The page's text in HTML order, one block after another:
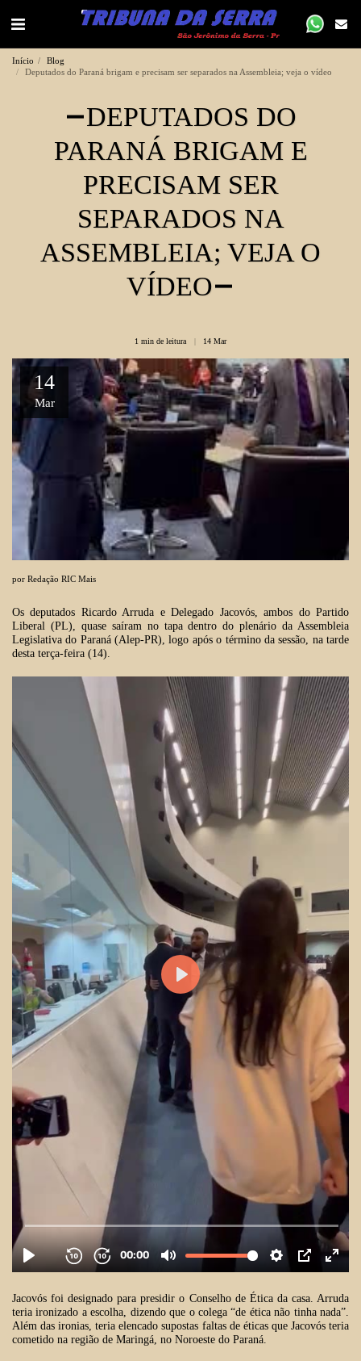
Início
Blog
Deputados do Paraná brigam e precisam ser separados na Assembleia; veja o vídeo
DEPUTADOS DO
PARANÁ BRIGAM E
PRECISAM SER
SEPARADOS NA
ASSEMBLEIA; VEJA O
VÍDEO
1 min de leitura 14Mar
14
Mar
por Redação RIC Mais
Os deputados Ricardo Arruda e Delegado Jacovós, ambos do Partido
Liberal (PL), quase saíram no tapa dentro do plenário da Assembleia
Legislativa do Paraná (Alep-PR), logo após o término da sessão, na tarde
desta terça-feira (14).
Jacovós foi designado para presidir o Conselho de Ética da casa. Arruda
teria ironizado a escolha, dizendo que o colega “de ética não tinha nada”.
Além das ironias, teria elencado supostas faltas de éticas que Jacovós teria
cometido na região de Maringá, no Noroeste do Paraná.